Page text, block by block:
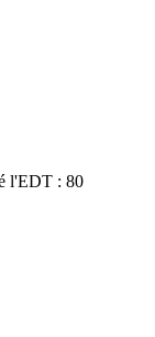
l'EDT : 80